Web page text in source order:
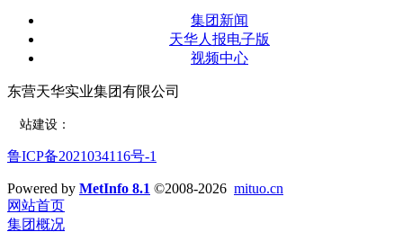
集团新闻
天华人报电子版
视频中心
东营天华实业集团有限公司
站建设：
鲁ICP备2021034116号-1
Powered by MetInfo 8.1 ©2008-2026 mituo.cn
网站首页
集团概况